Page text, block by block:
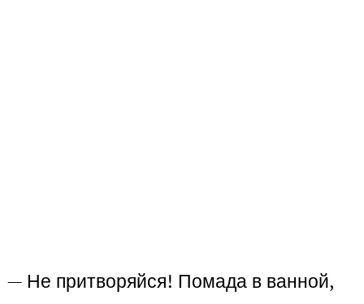
— Не притворяйся! Помада в ванной,